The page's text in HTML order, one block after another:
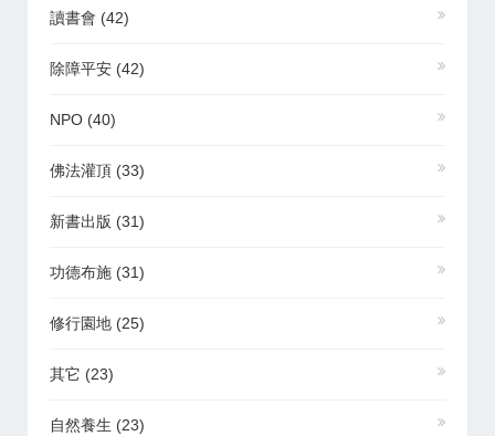
讀書會 (42)
除障平安 (42)
NPO (40)
佛法灌頂 (33)
新書出版 (31)
功德布施 (31)
修行園地 (25)
其它 (23)
自然養生 (23)